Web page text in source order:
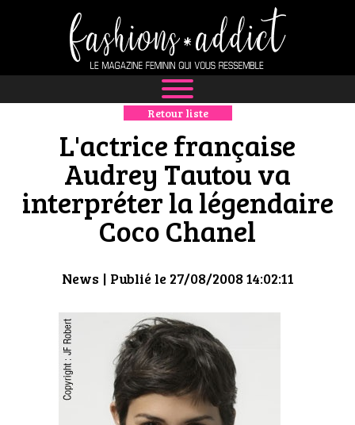
NEWS
MODE
LUXE
DÉFILÉS
BOUTIQUE
CULTURE
HIGH TECH
MAISON
Retour liste
L'actrice française
Audrey Tautou va
interpréter la légendaire
Coco Chanel
News | Publié le 27/08/2008 14:02:11